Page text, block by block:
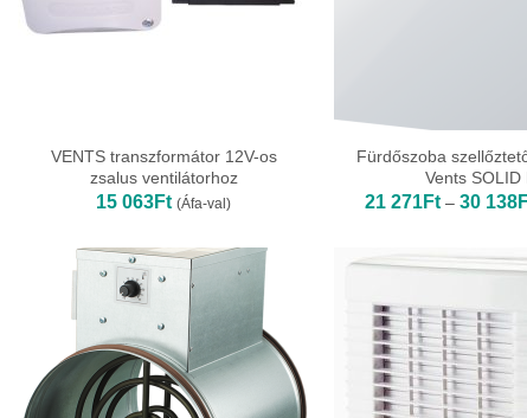
VENTS transzformátor 12V-os
zsalus ventilátorhoz
15 063Ft (Áfa-val)
Fürdőszoba
Vents SOLID
21 271Ft – 30 138